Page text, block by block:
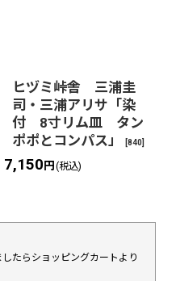
ヒヅミ峠舎 三浦圭
司・三浦アリサ「染
付 8寸リム皿 タン
ポポとコンパス」
[840]
7,150円 (税込)
たらショッピングカートより